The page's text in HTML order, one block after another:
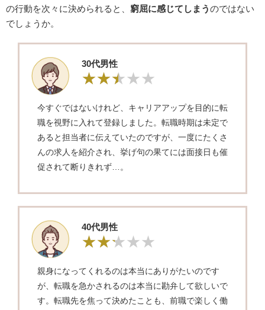
の行動を次々に決められると、 窮屈に感じてしまう のではない
でしょうか。
30代男性
今すぐではないけれど、キャリアアップを目的に転
職を視野に入れて登録しました。転職時期は未定で
あると担当者に伝えていたのですが、一度にたくさ
んの求人を紹介され、挙げ句の果てには面接日も催
促されて断りきれず…。
40代男性
親身になってくれるのは本当にありがたいのです
が、転職を急かされるのは本当に勘弁して欲しいで
す。転職先を焦って決めたことも、前職で楽しく働